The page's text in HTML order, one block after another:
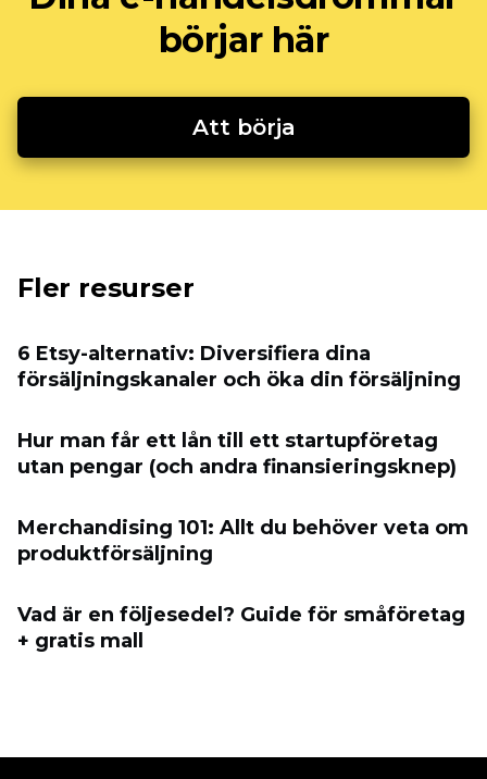
börjar här
Att börja
Fler resurser
6 Etsy-alternativ: Diversifiera dina
försäljningskanaler och öka din försäljning
Hur man får ett lån till ett startupföretag
utan pengar (och andra finansieringsknep)
Merchandising 101: Allt du behöver veta om
produktförsäljning
Vad är en följesedel? Guide för småföretag
+ gratis mall